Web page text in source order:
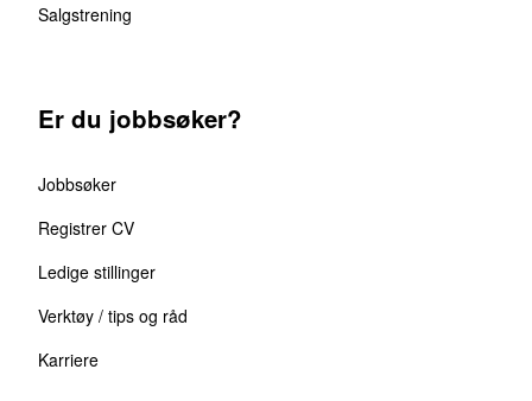
Salgstrening
Er du jobbsøker?
Jobbsøker
Registrer CV
Ledige stillinger
Verktøy / tips og råd
Karriere